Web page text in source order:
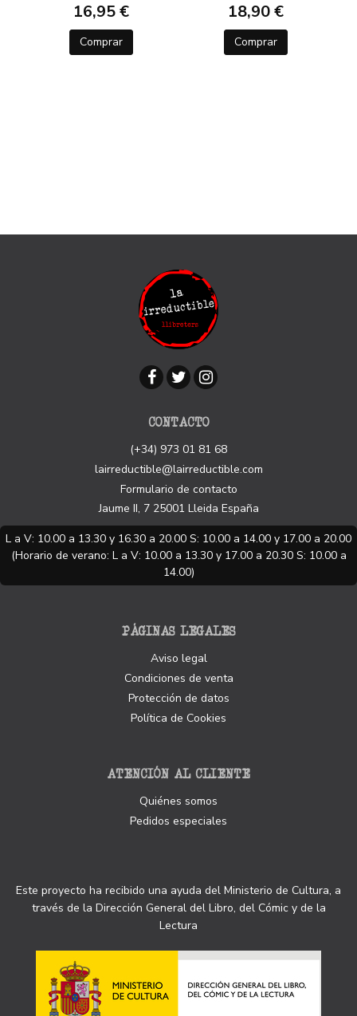
16,95 €
Comprar
18,90 €
Comprar
CONTACTO
(+34) 973 01 81 68
lairreductible@lairreductible.com
Formulario de contacto
Jaume II, 7 25001 Lleida España
L a V: 10.00 a 13.30 y 16.30 a 20.00 S: 10.00 a 14.00 y 17.00 a 20.00
(Horario de verano: L a V: 10.00 a 13.30 y 17.00 a 20.30 S: 10.00 a
14.00)
PÁGINAS LEGALES
Aviso legal
Condiciones de venta
Protección de datos
Política de Cookies
ATENCIÓN AL CLIENTE
Quiénes somos
Pedidos especiales
Este proyecto ha recibido una ayuda del Ministerio de Cultura, a
través de la Dirección General del Libro, del Cómic y de la
Lectura